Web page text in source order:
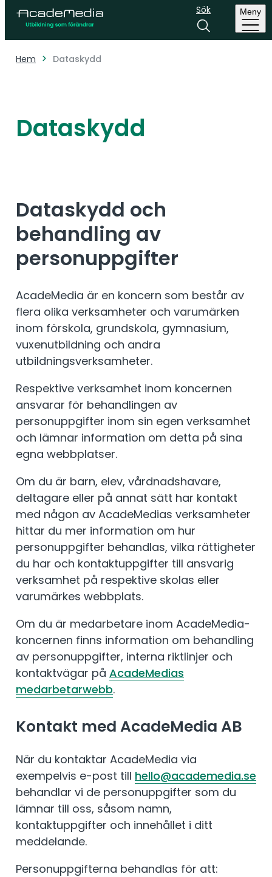
Sök Meny
Hem Dataskydd
Dataskydd
Dataskydd och
behandling av
personuppgifter
AcadeMedia är en koncern som består av
flera olika verksamheter och varumärken
inom förskola, grundskola, gymnasium,
vuxenutbildning och andra
utbildningsverksamheter.
Respektive verksamhet inom koncernen
ansvarar för behandlingen av
personuppgifter inom sin egen verksamhet
och lämnar information om detta på sina
egna webbplatser.
Om du är barn, elev, vårdnadshavare,
deltagare eller på annat sätt har kontakt
med någon av AcadeMedias verksamheter
hittar du mer information om hur
personuppgifter behandlas, vilka rättigheter
du har och kontaktuppgifter till ansvarig
verksamhet på respektive skolas eller
varumärkes webbplats.
Om du är medarbetare inom AcadeMedia-
koncernen finns information om behandling
av personuppgifter, interna riktlinjer och
kontaktvägar på AcadeMedias
medarbetarwebb.
Kontakt med AcadeMedia AB
När du kontaktar AcadeMedia via
exempelvis e-post till hello@academedia.se
behandlar vi de personuppgifter som du
lämnar till oss, såsom namn,
kontaktuppgifter och innehållet i ditt
meddelande.
Personuppgifterna behandlas för att: